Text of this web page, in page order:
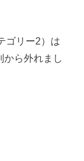
ゴリー2）は
から外れまし